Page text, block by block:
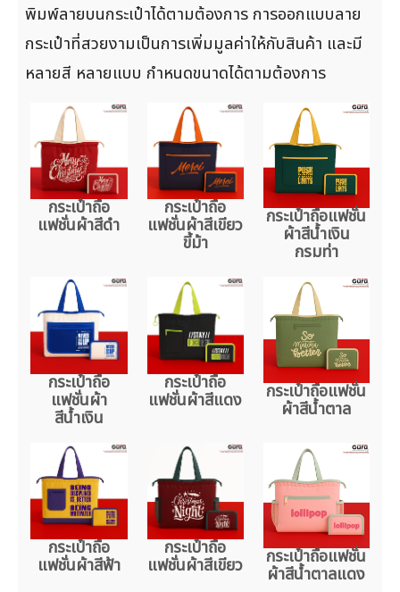
พิมพ์ลายบนกระเป๋าได้ตามต้องการ การออกแบบลาย
กระเป๋าที่สวยงามเป็นการเพิ่มมูลค่าให้กับสินค้า และมี
หลายสี หลายแบบ กำหนดขนาดได้ตามต้องการ
กระเป๋าถือ
แฟชั่นผ้าสีดำ
กระเป๋าถือ
แฟชั่นผ้าสีเขียว
ขี้ม้า
กระเป๋าถือแฟชั่น
ผ้าสีน้ำเงิน
กรมท่า
กระเป๋าถือ
แฟชั่นผ้า
สีน้ำเงิน
กระเป๋าถือ
แฟชั่นผ้าสีแดง กระเป๋าถือแฟชั่น
ผ้าสีน้ำตาล
กระเป๋าถือ
แฟชั่นผ้าสีฟ้า
กระเป๋าถือ
แฟชั่นผ้าสีเขียว กระเป๋าถือแฟชั่น
ผ้าสีน้ำตาลแดง